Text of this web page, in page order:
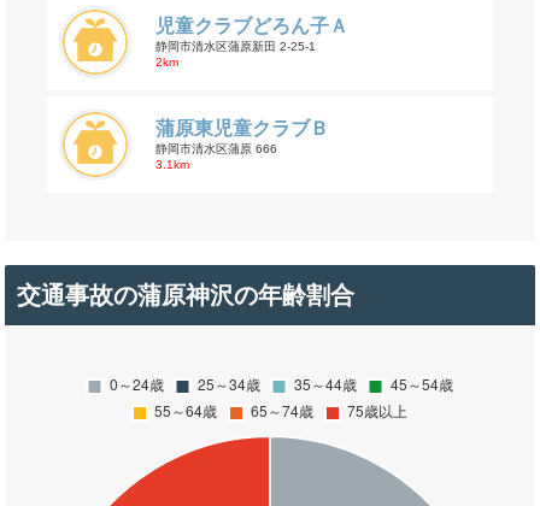
児童クラブどろん子Ａ
静岡市清水区蒲原新田 2-25-1
2km
蒲原東児童クラブＢ
静岡市清水区蒲原 666
3.1km
交通事故の蒲原神沢の年齢割合